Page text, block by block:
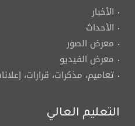
الأخبار
الأحداث
معرض الصور
معرض الفيديو
تعاميم، مذكرات، قرارات، إعلانات
التعليم العالي